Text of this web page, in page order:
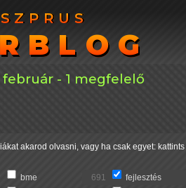
- 1 megfelelő
akarod olvasni, vagy ha csak egyet: kattints
bme 691
fejlesztés